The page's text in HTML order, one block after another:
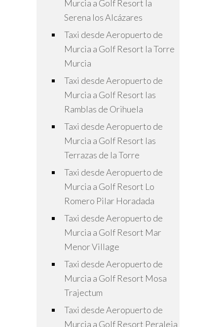
Murcia a Golf Resort la
Serena los Alcázares
Taxi desde Aeropuerto de
Murcia a Golf Resort la Torre
Murcia
Taxi desde Aeropuerto de
Murcia a Golf Resort las
Ramblas de Orihuela
Taxi desde Aeropuerto de
Murcia a Golf Resort las
Terrazas de la Torre
Taxi desde Aeropuerto de
Murcia a Golf Resort Lo
Romero Pilar Horadada
Taxi desde Aeropuerto de
Murcia a Golf Resort Mar
Menor Village
Taxi desde Aeropuerto de
Murcia a Golf Resort Mosa
Trajectum
Taxi desde Aeropuerto de
Murcia a Golf Resort Peraleja